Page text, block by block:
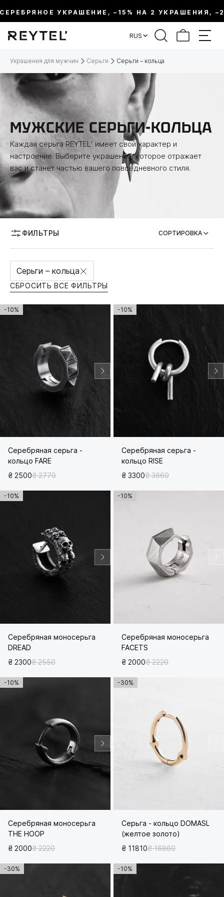
УКРАШЕНИЕ, –15% НА 2 УКРАШЕНИЯ,
RUS
Украшения для мужчин Серьги Серьги – кольца
МУЖСКИЕ СЕРЬГИ-КОЛЬЦА
Каждая серьга REYTEL' имеет свой характер и
настроение. Выберите украшение, которое отражает
вас и станет частью вашего повседневного стиля.
ФИЛЬТРЫ
ФИЛЬТР
МЕТАЛЛ
ВИД УКРАШЕНИЯ
КОЛЛЕКЦИИ
ТЕМАТИКА
СОРТИРОВКА
Серьги – кольца
СБРОСИТЬ ВСЕ ФИЛЬТРЫ
-10%
Серебряная серьга -
кольцо FARE
₴ 2500₴ 2770
-10%
Серебряная серьга -
кольцо RISE
₴ 3300₴ 3660
-10%
Серебряная моносерьга
DREAD
₴ 2300₴ 2550
-10%
Серебряная моносерьга
FACETS
₴ 2000₴ 2220
-10%
Серебряная моносерьга
THE HOOP
₴ 2000₴ 2220
-30%
Серьга - кольцо DOMASL
(желтое золото)
₴ 11810₴ 16860
-30% -10%